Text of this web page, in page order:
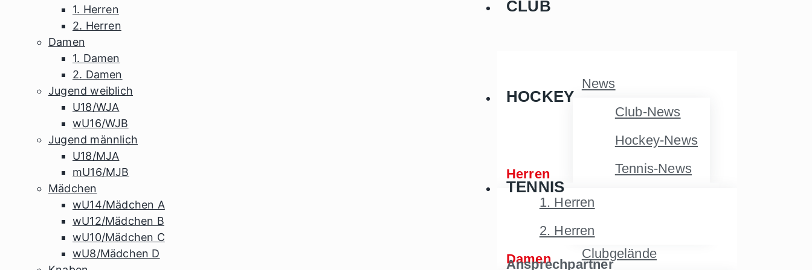
1. Herren
2. Herren
Damen
1. Damen
2. Damen
Jugend weiblich
U18/WJA
wU16/WJB
Jugend männlich
U18/MJA
mU16/MJB
Mädchen
wU14/Mädchen A
wU12/Mädchen B
wU10/Mädchen C
wU8/Mädchen D
CLUB
News
Club-News
Hockey-News
Tennis-News
Über uns
Clubgelände
HOCKEY
Herren
1. Herren
2. Herren
Damen
TENNIS
Ansprechpartner